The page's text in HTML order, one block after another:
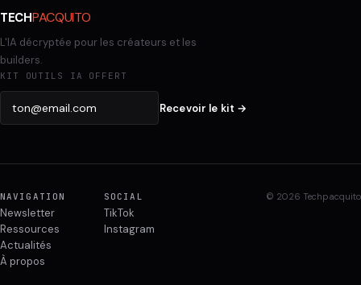
TECHPACQUITO
L'IA décryptée pour les créateurs et les
builders.
KIT OUTILS IA OFFERT
Recevoir le kit →
NAVIGATION
Newsletter
Ressources
Actualités
À propos
SOCIAL
TikTok
Instagram
© 2026 Techpacquito